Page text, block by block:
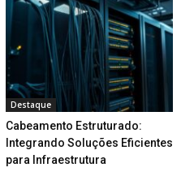
Destaque
Cabeamento Estruturado:
Integrando Soluções Eficientes
para Infraestrutura